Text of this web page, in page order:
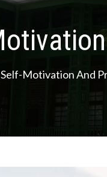
Motivation And